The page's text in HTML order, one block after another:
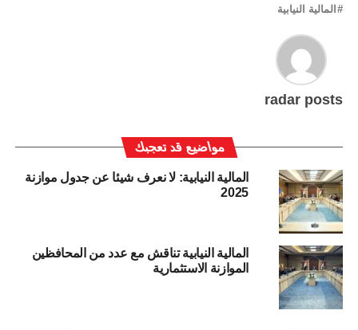
المالية النيابية
radar posts
مواضيع قد تعجبك
المالية النيابية: لا نعرف شيئا عن جدول موازنة
2025
المالية النيابية تناقش مع عدد من المحافظين
الموازنة الاستثمارية